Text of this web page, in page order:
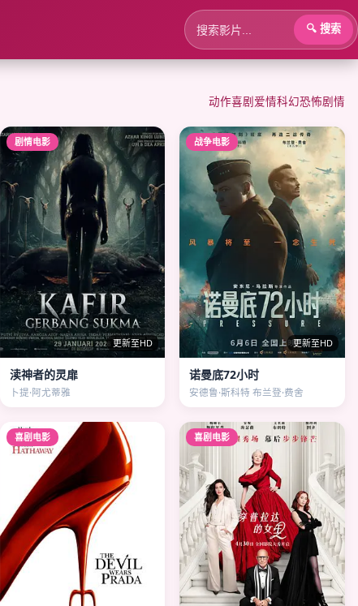
🔍 搜索
动作喜剧爱情科幻恐怖剧情
剧情电影
更新至HD
渎神者的灵扉
卜提·阿尤蒂雅
战争电影
更新至HD
诺曼底72小时
安德鲁·斯科特 布兰登·费舍
喜剧电影 喜剧电影